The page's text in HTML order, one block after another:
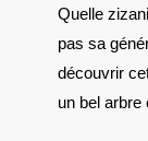
Quelle zizanie quand le dattier du sultan n’apporte
pas sa
découvrir
un bel